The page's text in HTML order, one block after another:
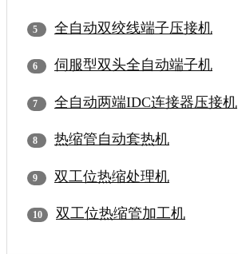
全自动双绞线端子压接机
伺服型双头全自动端子机
全自动两端IDC连接器压接机
热缩管自动套热机
双工位热缩处理机
双工位热缩管加工机